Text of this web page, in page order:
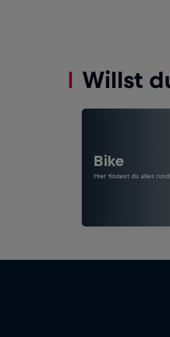
Willst
Bike
Hier findest du alles rund